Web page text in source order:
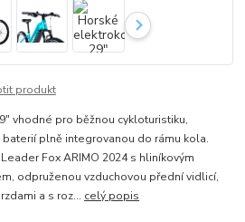
produkt
vhodné pro běžnou cykloturistiku,
plně integrovanou do rámu kola.
Fox ARIMO 2024 s hliníkovým
odpruženou vzduchovou přední vidlicí,
a s roz... celý popis